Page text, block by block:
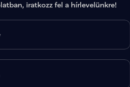
iratkozz fel a hírlevelünkre!